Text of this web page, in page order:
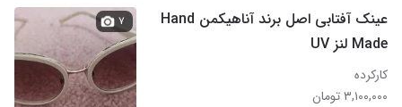
عینک آفتابی اصل برند آناهیکمن Hand
Made لنز UV
کارکرده
۳,۱۰۰,۰۰۰ تومان
۷